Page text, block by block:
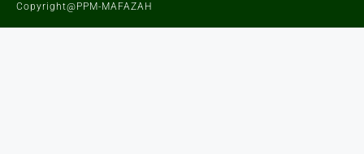
Copyright@PPM-MAFAZAH